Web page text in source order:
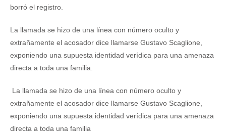
borró el registro.
La llamada se hizo de una línea con número oculto y
extrañamente el acosador dice llamarse Gustavo Scaglione,
exponiendo una supuesta identidad verídica para una amenaza
directa a toda una familia.
La llamada se hizo de una línea con número oculto y
extrañamente el acosador dice llamarse Gustavo Scaglione,
exponiendo una supuesta identidad verídica para una amenaza
directa a toda una familia